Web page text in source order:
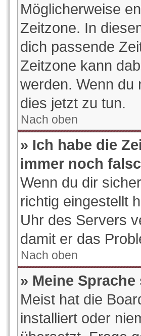
Möglicherweise
Zeitzone. In
dich passende
Zeitzone kann
werden. Wenn du
dies jetzt zu tun.
Nach oben
» Ich habe die
immer noch
Wenn du dir
richtig eingestellt
Uhr des Servers
damit er das
Nach oben
» Meine
Meist hat die
installiert oder